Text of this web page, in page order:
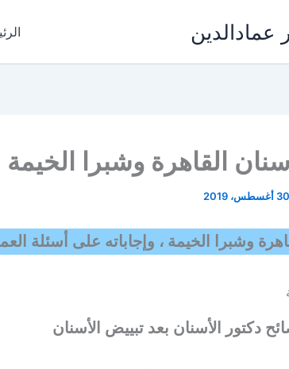
عمادالدين
القاهرة وشبرا الخيمة
30 أغسطس، 2019
وشبرا الخيمة ، وإجاباته على أسئلة
دكتور الأسنان بعد تبييض الأسنان